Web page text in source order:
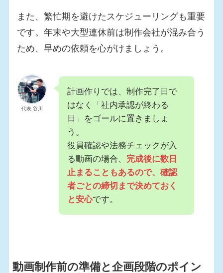
また、繁忙期を避けたスケジューリングも重要
です。年末や大型連休前は制作会社が混み合う
ため、早めの依頼を心がけましょう。
代表 谷川
計画作りでは、制作完了日で
はなく「社内承認が終わる
日」をゴールに置きましょ
う。
役員確認や法務チェックが入
る動画の場合、 完成後に数日
止まることもあるので、確認
者ごとの締切まで決めておく
と安心です。
動画制作前の準備と企画段階のポイン